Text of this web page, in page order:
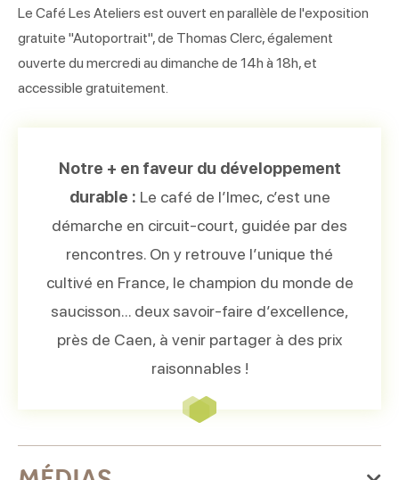
Le Café Les Ateliers est ouvert en parallèle de l'exposition
gratuite "Autoportrait", de Thomas Clerc, également
ouverte du mercredi au dimanche de 14h à 18h, et
accessible gratuitement.
Notre + en faveur du développement
durable : Le café de l’Imec, c’est une
démarche en circuit-court, guidée par des
rencontres. On y retrouve l’unique thé
cultivé en France, le champion du monde de
saucisson… deux savoir-faire d’excellence,
près de Caen, à venir partager à des prix
raisonnables !